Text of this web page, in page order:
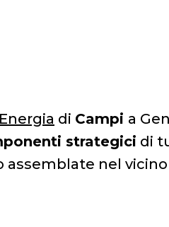
di Campi a
strategici di
assemblate nel vicino